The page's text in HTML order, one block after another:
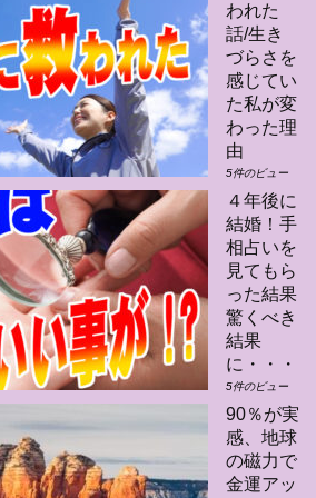
われた
話/生き
づらさを
感じてい
た私が変
わった理
由
5件のビュー
４年後に
結婚！手
相占いを
見てもら
った結果
驚くべき
結果
に・・・
5件のビュー
90％が実
感、地球
の磁力で
金運アッ